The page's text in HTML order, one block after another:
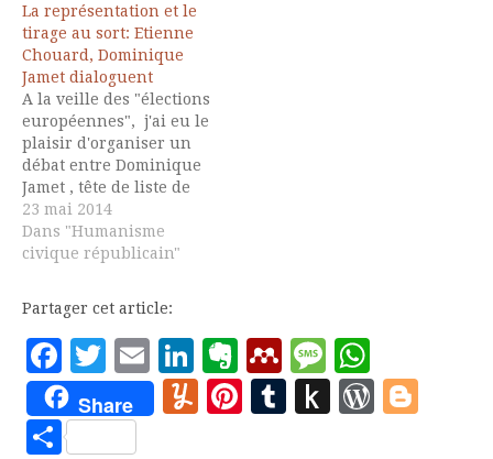
régiment de ligne
étaient originaires du
pays et mirent crosse…
La représentation et le
tirage au sort: Etienne
Chouard, Dominique
Jamet dialoguent
A la veille des "élections
européennes", j'ai eu le
plaisir d'organiser un
débat entre Dominique
Jamet , tête de liste de
DLR en Ile de France et
mon ami Etienne
Chouard sur le thème
au sort. Sur ce sujet je
conseille le…
23 mai 2014
Dans "Humanisme
civique républicain"
Partager cet article:
Facebook
Twitter
EmailLinkedIn
Evernote
Mendeley
Message
Share Yummly
Pinterest
Tumblr
Push
Partager